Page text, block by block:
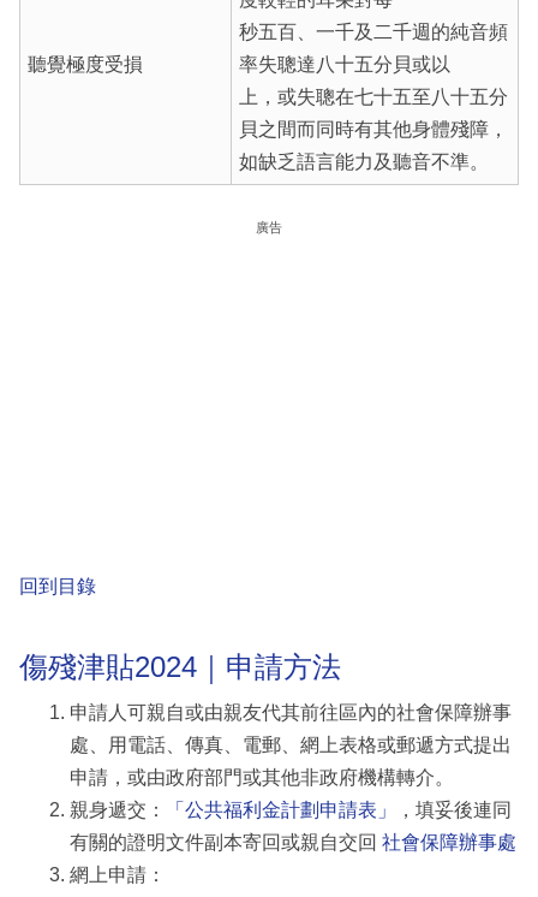
聽覺極度受損
秒五百、一千及二千週的純音頻
率失聰達八十五分貝或以
上，或失聰在七十五至八十五分
貝之間而同時有其他身體殘障，
如缺乏語言能力及聽音不準。
廣告
回到目錄
傷殘津貼2024｜申請方法
申請人可親自或由親友代其前往區內的社會保障辦事
處、用電話、傳真、電郵、網上表格或郵遞方式提出
申請，或由政府部門或其他非政府機構轉介。
親身遞交：
「公共福利金計劃申請表」
，填妥後連同
有關的證明文件副本寄回或親自交回 社會保障辦事處
網上申請：